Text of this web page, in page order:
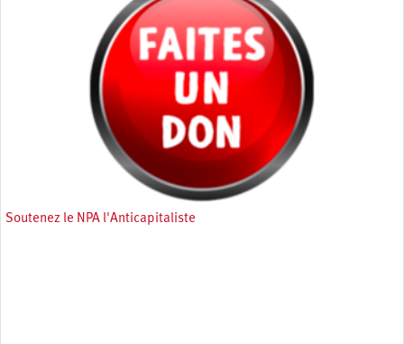
Soutenez le NPA l'Anticapitaliste